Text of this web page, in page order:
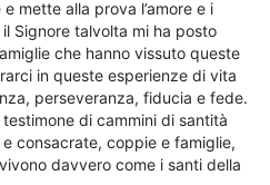
mette alla prova l’amore e i
Signore talvolta mi ha posto
che hanno vissuto queste
in queste esperienze di vita
perseveranza, fiducia e fede.
di cammini di santità
consacrate, coppie e famiglie,
davvero come i santi della